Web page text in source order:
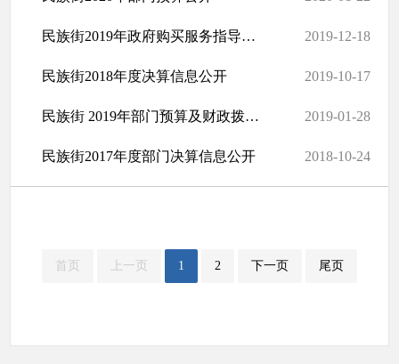
民族街2019年政府购买服务指导目录的通知 2019-12-18
民族街2018年度决算信息公开 2019-10-17
民族街 2019年部门预算及财政拨款“三公”经费预算情况说明 2019-01-28
民族街2017年度部门决算信息公开 2018-10-24
首页 上一页 1 2 下一页 尾页